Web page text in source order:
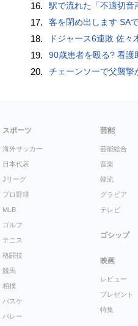
16. 駅で流れた「不適切音
17. 客を閉め出します SA
18. ドジャース6連敗 佐々
19. 90歳患者を殴る? 看護
20. チェーンソーで父襲撃
スポーツ
海外サッカー
日本代表
Jリーグ
プロ野球
MLB
ゴルフ
テニス
格闘技
競馬
相撲
バスケ
バレー
芸能
芸能総合
音楽
韓流
グラビア
テレビ
ゴシップ
映画
レビュー
プレゼント
特集